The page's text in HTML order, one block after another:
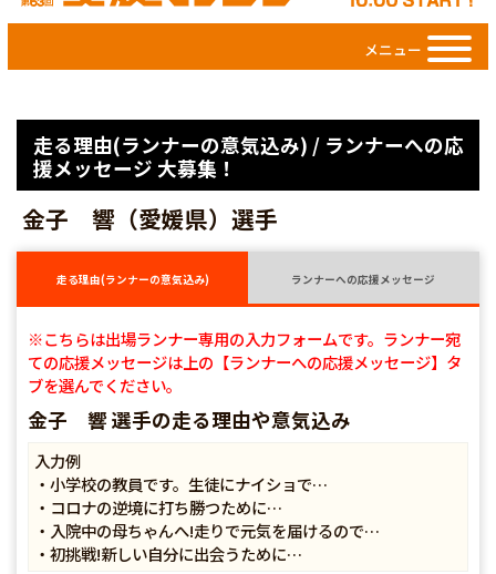
メニュー
走る理由(ランナーの意気込み) / ランナーへの応
援メッセージ 大募集！
金子 響（愛媛県）選手
走る理由(ランナーの意気込み) ランナーへの応援メッセージ
※こちらは出場ランナー専用の入力フォームです。ランナー宛
ての応援メッセージは上の【ランナーへの応援メッセージ】タ
ブを選んでください。
金子 響 選手の走る理由や意気込み
入力例
・小学校の教員です。生徒にナイショで…
・コロナの逆境に打ち勝つために…
・入院中の母ちゃんへ!走りで元気を届けるので…
・初挑戦!新しい自分に出会うために…